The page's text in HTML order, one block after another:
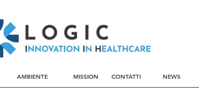
AMBIENTE MISSION CONTATTI NEWS